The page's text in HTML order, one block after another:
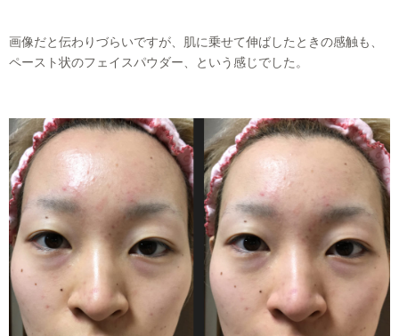
画像だと伝わりづらいですが、肌に乗せて伸ばしたときの感触も、
ペースト状のフェイスパウダー、という感じでした。